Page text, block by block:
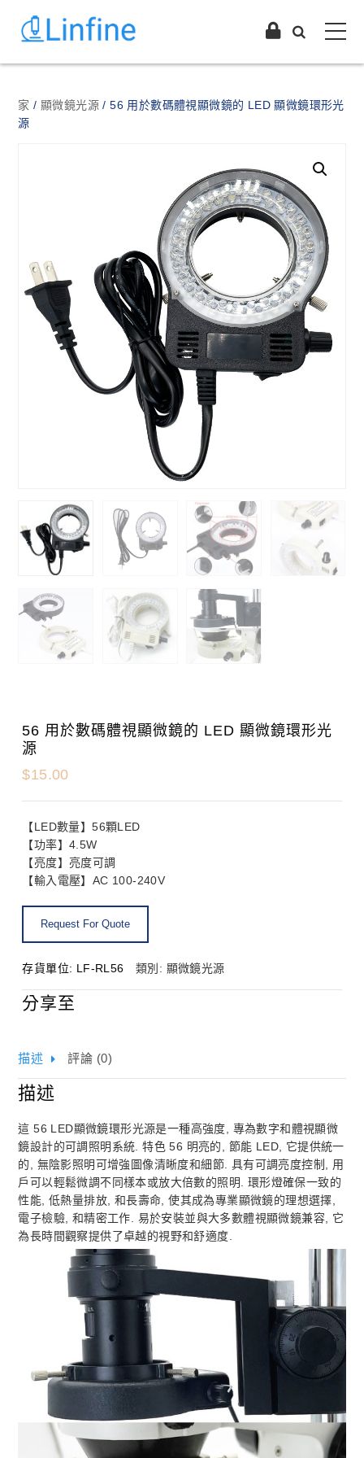
家 /顯微鏡光源 / 56 用於數碼體視顯微鏡的 LED 顯微鏡環形光
源
56 用於數碼體視顯微鏡的 LED 顯微鏡環形光
源
$15.00
【LED數量】56顆LED
【功率】4.5W
【亮度】亮度可調
【輸入電壓】AC 100-240V
存貨單位: LF-RL56 類別: 顯微鏡光源
分享至
描述 評論 (0)
描述
這 56 LED顯微鏡環形光源是一種高強度, 專為數字和體視顯微
鏡設計的可調照明系統. 特色 56 明亮的, 節能 LED, 它提供統一
的, 無陰影照明可增強圖像清晰度和細節. 具有可調亮度控制, 用
戶可以輕鬆微調不同樣本或放大倍數的照明. 環形燈確保一致的
性能, 低熱量排放, 和長壽命, 使其成為專業顯微鏡的理想選擇,
電子檢驗, 和精密工作. 易於安裝並與大多數體視顯微鏡兼容, 它
為長時間觀察提供了卓越的視野和舒適度.